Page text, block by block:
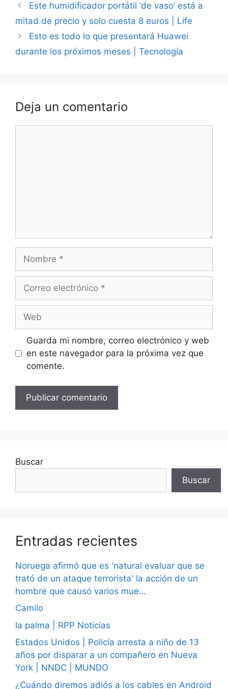
Este humidificador portátil ‘de vaso’ está a
mitad de precio y solo cuesta 8 euros | Life
Esto es todo lo que presentará Huawei
durante los próximos meses | Tecnología
Deja un comentario
Nombre
Correo
Web
Guarda mi nombre, correo electrónico y web
en este navegador para la próxima vez que
comente.
Buscar
Buscar
Entradas recientes
Noruega afirmó que es 'natural evaluar que se
trató de un ataque terrorista' la acción de un
hombre que causó varios mue…
Camilo
la palma | RPP Noticias
Estados Unidos | Policía arresta a niño de 13
años por disparar a un compañero en Nueva
York | NNDC | MUNDO
¿Cuándo diremos adiós a los cables en Android